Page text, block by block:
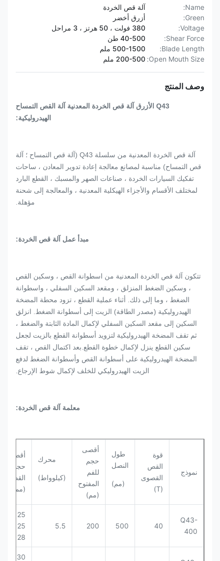
Name:
آلة قص الخردة
Green:
أزرق أخضر
Voltage:
Shear Force:
40-500 طن
Blade Length:
500-1500 ملم
Open Mouth Size: 200-500 ملم
وصف المنتج
Q43 الأزرق آلة قص الخردة المعدنية آلة القص التمساح
الهيدروليكية:
آلة قص الخردة المعدنية من سلسلة Q43 (آلة قص التمساح ؛ آلة
قص التمساح) مناسبة لمصانع معالجة إعادة تدوير المعادن ، ساحات
تفكيك السيارات الخردة ، صناعات الصهر والمسبك ، القطع البارد
لمختلف الأقسام والأجزاء الهيكلية المعدنية ، والمعالجة إلى شحنة
مؤهلة.
مبدأ عمل آلة قص الخردة:
تتكون آلة قص الخردة المعدنية من اسطوانة القص ، وسكين القص
، وسكين الضغط المنزلق ، ومقعد السكين السفلي ، واسطوانة
الضغط ، وما إلى ذلك. أثناء عملية القطع ، تزود محطة المضخة
الهيدروليكية (مصدر الطاقة) الزيت إلى أسطوانة الضغط. انزلق
السكين إلى مقعد السكين السفلي لإكمال المادة الثابتة والضغط ،
ثم تقف المضخة الهيدروليكية لتزويد أسطوانة القطع بالزيت لجعل
سكين القطع ينزل لإكمال خطوة القطع.بعد اكتمال القص ، تقف
المضخة الهيدروليكية على أسطوانة القص وأسطوانة الضغط لدفع
الزيت الهيدروليكي للخلف لإكمال شوط الإرجاع.
معلمة آلة قص الخردة:
نموذج
القصوى
النصل
أقصى
المفتوح
محرك
(كيلوواط)
أقصى
القص
Q43-